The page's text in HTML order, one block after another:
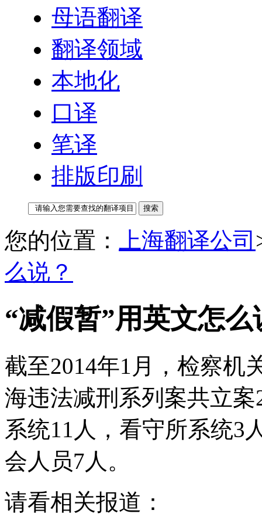
母语翻译
翻译领域
本地化
口译
笔译
排版印刷
您的位置： 上海翻译公司
么说？
“减假暂”用英文怎么
截至2014年1月，检察机
海违法减刑系列案共立
系统11人，看守所系统3
会人员7人。
请看相关报道：